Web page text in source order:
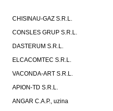
CHISINAU-GAZ S.R.L.
CONSLES GRUP S.R.L.
DASTERUM S.R.L.
ELCACOMTEC S.R.L.
VACONDA-ART S.R.L.
APION-TD S.R.L.
ANGAR C.A.P., uzina